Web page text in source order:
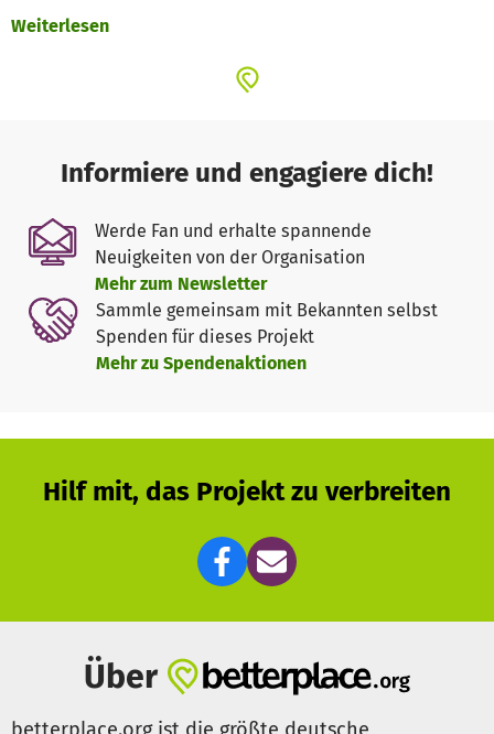
Kurdisch, Persisch und Ukrainisch. Zudem finden
Die entstehenden Texte sammeln wir und veröffentlichen
sie auf unserer multilingualen Website. Außerdem
gestalten wir regelmäßig öffentliche Lesungen in ganz
Deutschland, bei denen die jungen Poet*innen ihre Texte
in ihrer Herkunftssprache vortragen, die deutschen
Übersetzungen werden von professionellen
Sprecher*innen gelesen. So wollen wir ihre Perspektiven,
ihre Geschichten und Stimmen hörbar machen und in die
Weiterlesen
Informiere und engagiere dich!
Werde Fan und erhalte spannende
Neuigkeiten von der Organisation
Mehr zum Newsletter
Sammle gemeinsam mit Bekannten selbst
Spenden für dieses Projekt
Mehr zu Spendenaktionen
Hilf mit, das Projekt zu verbreiten
Über